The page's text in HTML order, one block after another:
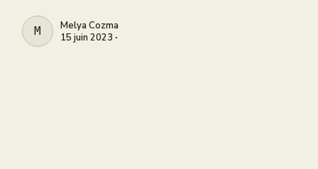
MELYA COZMA
Melya Cozma
15 juin 2023 ∙